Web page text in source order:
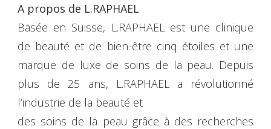
A propos de L.RAPHAEL
Basée en Suisse, L.RAPHAEL est une clinique
de beauté et de bien-être cinq étoiles et une
marque de luxe de soins de la peau. Depuis
plus de 25 ans, L.RAPHAEL a révolutionné
l’industrie de la beauté et
des soins de la peau grâce à des recherches